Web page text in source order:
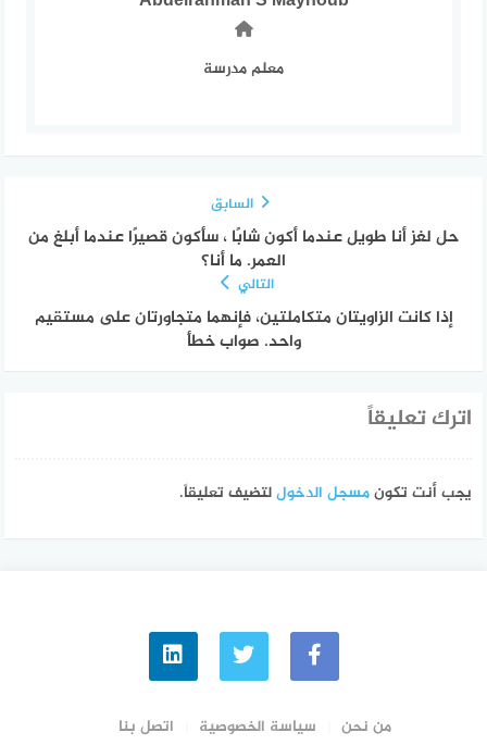
معلم مدرسة
السابق
حل لغز أنا طويل عندما أكون شابًا ، سأكون قصيرًا عندما أبلغ من
العمر. ما أنا؟
التالي
إذا كانت الزاويتان متكاملتين، فإنهما متجاورتان على مستقيم
واحد. صواب خطأ
اترك تعليقاً
يجب أنت تكونمسجل الدخوللتضيف تعليقاً.
من نحن سياسة الخصوصية اتصل بنا